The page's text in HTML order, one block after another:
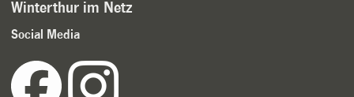
Winterthur im Netz
Social Media